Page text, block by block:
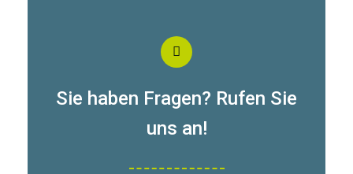
Sie haben Fragen? Rufen Sie
uns an!